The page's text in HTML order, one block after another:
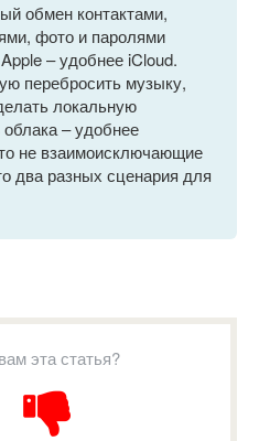
обмен контактами,
фото и паролями
– удобнее iCloud.
перебросить музыку,
локальную
– удобнее
не взаимоисключающие
два разных сценария для
эта статья?